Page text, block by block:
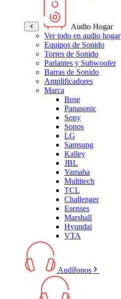
Audio Hogar
Ver todo en audio hogar
Equipos de Sonido
Torres de Sonido
Parlantes y Subwoofer
Barras de Sonido
Amplificadores
Marca
Bose
Panasonic
Sony
Sonos
LG
Samsung
Kalley
JBL
Yamaha
Multitech
TCL
Challenger
Esenses
Marshall
Hyundai
VTA
Audífonos